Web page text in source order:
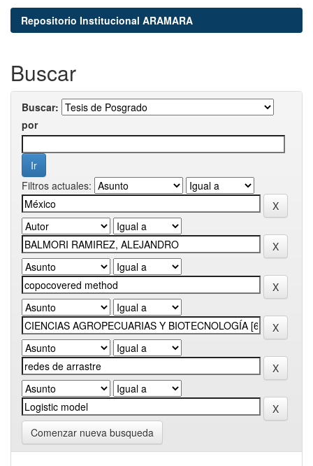
Repositorio Institucional ARAMARA
Buscar
Buscar:
por
Filtros actuales:
Comenzar nueva busqueda